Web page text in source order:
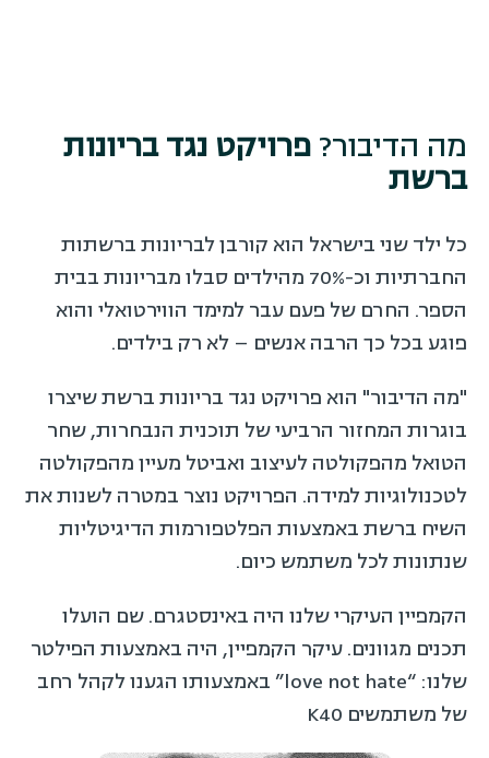
מה הדיבור? פרויקט נגד בריונות
ברשת
כל ילד שני בישראל הוא קורבן לבריונות ברשתות
החברתיות וכ-70% מהילדים סבלו מבריונות בבית
הספר. החרם של פעם עבר למימד הווירטואלי והוא
פוגע בכל כך הרבה אנשים – לא רק בילדים.
"מה הדיבור" הוא פרויקט נגד בריונות ברשת שיצרו
בוגרות המחזור הרביעי של תוכנית הנבחרות, שחר
הטואל מהפקולטה לעיצוב ואביטל מעיין מהפקולטה
לטכנולוגיות למידה. הפרויקט נוצר במטרה לשנות את
השיח ברשת באמצעות הפלטפורמות הדיגיטליות
שנתונות לכל משתמש כיום.
הקמפיין העיקרי שלנו היה באינסטגרם. שם הועלו
תכנים מגוונים. עיקר הקמפיין, היה באמצעות הפילטר
שלנו: “love not hate” באמצעותו הגענו לקהל רחב
של משתמשים K40